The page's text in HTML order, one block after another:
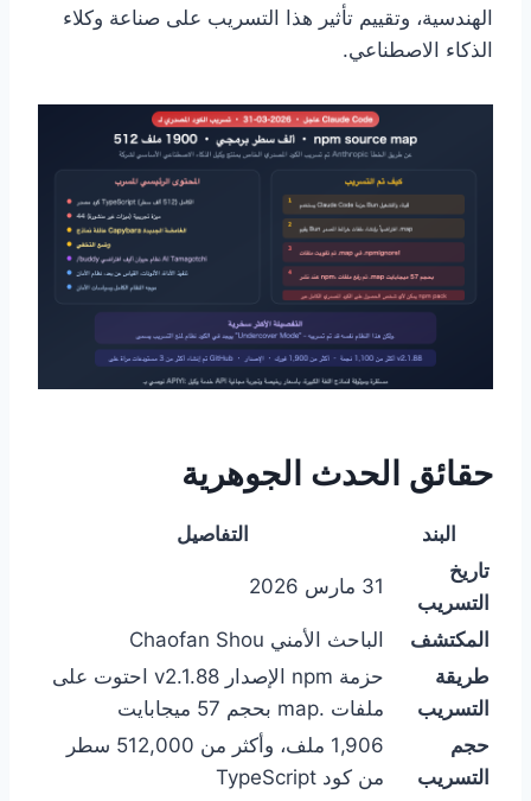
الهندسية، وتقييم تأثير هذا التسريب على صناعة وكلاء
الذكاء الاصطناعي.
حقائق الحدث الجوهرية
البند
التفاصيل
تاريخ
التسريب
31 مارس 2026
المكتشف
الباحث الأمني Chaofan Shou
طريقة
التسريب
حزمة npm الإصدار v2.1.88 احتوت على
ملفات .map بحجم 57 ميجابايت
حجم
التسريب
1,906 ملف، وأكثر من 512,000 سطر
من كود TypeScript